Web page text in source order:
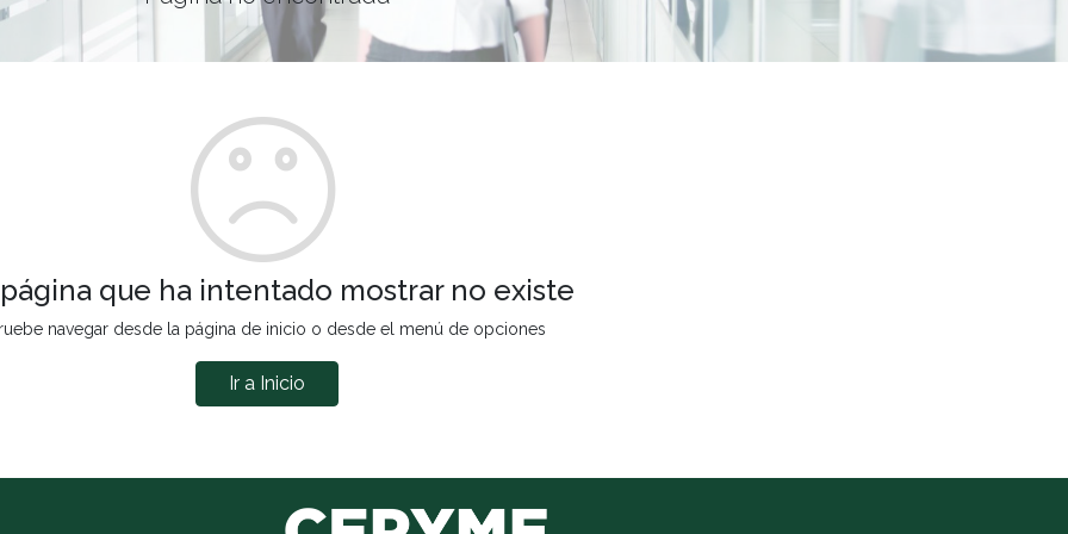
que ha intentado mostrar no existe
navegar desde la página de inicio o desde el menú de opciones
Ir a Inicio